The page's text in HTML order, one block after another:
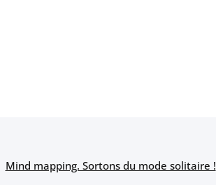
Mind mapping. Sortons du mode solitaire !